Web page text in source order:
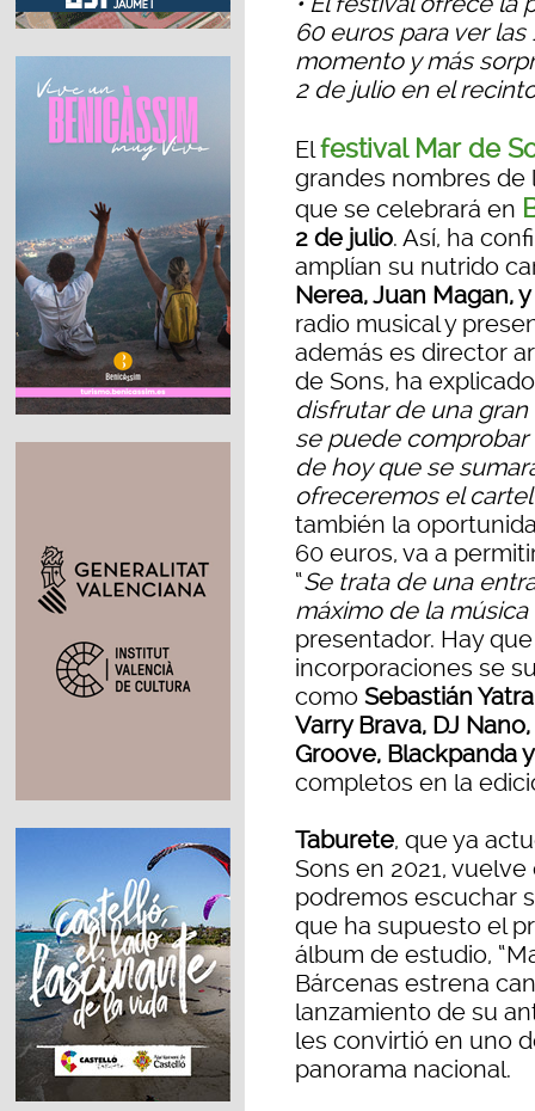
60 euros para ver
momento y más
2 de julio en el
Elfestival Mar de
grandes nombres de
que se celebrará en
2 de julio. Así, ha
amplían su nutrido
Nerea, Juan Magan,
radio musical y
además es director
de Sons, ha
disfrutar de una
se puede
de hoy que se
ofreceremos el
también la
60 euros, va a
“Se trata de una
máximo de la
presentador. Hay
incorporaciones se
como Sebastián
Varry Brava, DJ
Groove, Blackpanda
completos en la
Taburete, que ya
Sons en 2021,
podremos escuchar
que ha supuesto el
álbum de estudio,
Bárcenas estrena
lanzamiento de su
les convirtió en uno
panorama nacional.